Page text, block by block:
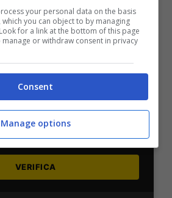
Informazioni
SNAI
Sport: fino a 1.000€
deposito fino a 50€
1000€
VERIFICA
your personal data on the basis
you can object to by managing
for a link at the bottom of this page
or withdraw consent in privacy
Consent
Manage options